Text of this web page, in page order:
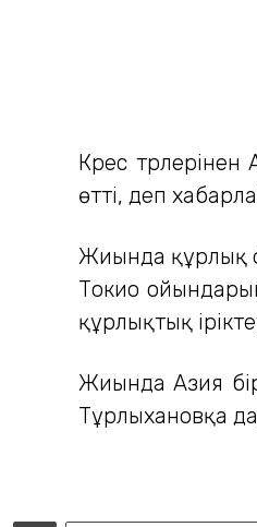
Күрес
өтті, деп
Жиында құрлық
Токио
құрлықтық
Жиында Азия
Тұрлыхановқа